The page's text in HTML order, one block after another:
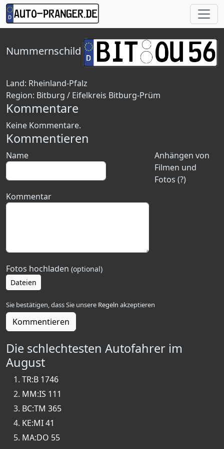
Nummernschild
Land: Rheinland-Pfalz
Region: Bitburg / Eifelkreis Bitburg-Prüm
Kommentare
Keine Kommentare.
Kommentieren
Anhängen von
Filmen und
Fotos (?)
Name
Kommentar
Fotos hochladen (optional)
Dateien
Sie bestätigen, dass Sie unsere Regeln akzeptieren
Kommentieren
Die schlechtesten Autofahrer im
August
TR:B 1746
MM:IS 111
BC:TM 365
KE:MI 41
MA:DO 55